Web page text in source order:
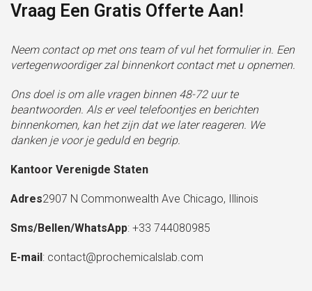
Vraag Een Gratis Offerte Aan!
Neem contact op met ons team of vul het formulier in. Een
vertegenwoordiger zal binnenkort contact met u opnemen.
Ons doel is om alle vragen binnen 48-72 uur te
beantwoorden. Als er veel telefoontjes en berichten
binnenkomen, kan het zijn dat we later reageren. We
danken je voor je geduld en begrip.
Kantoor Verenigde Staten
Adres2907 N Commonwealth Ave Chicago, Illinois
Sms/Bellen/WhatsApp: +33 744080985
E-mail : contact@prochemicalslab.com